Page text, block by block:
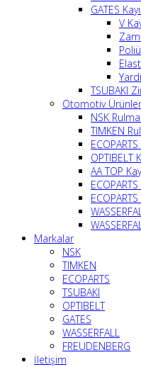
GATES
V
TSUBAKI
Otomotiv
NSK
TIMKEN
OPTIBELT
AA TOP
ECOPARTS
Markalar
NSK
TIMKEN
ECOPARTS
TSUBAKI
OPTIBELT
GATES
WASSERFALL
FREUDENBERG
İletişim